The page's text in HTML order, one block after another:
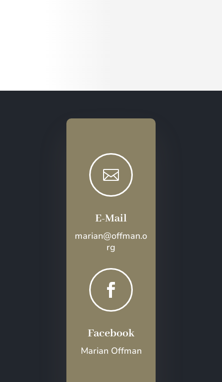

E-Mail
marian@offman.o
rg

Facebook
Marian Offman